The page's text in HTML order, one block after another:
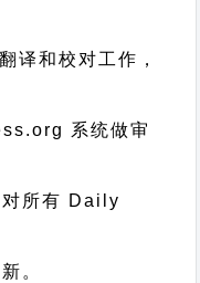
译和校对工作，
系统做审
对所有 Daily
。